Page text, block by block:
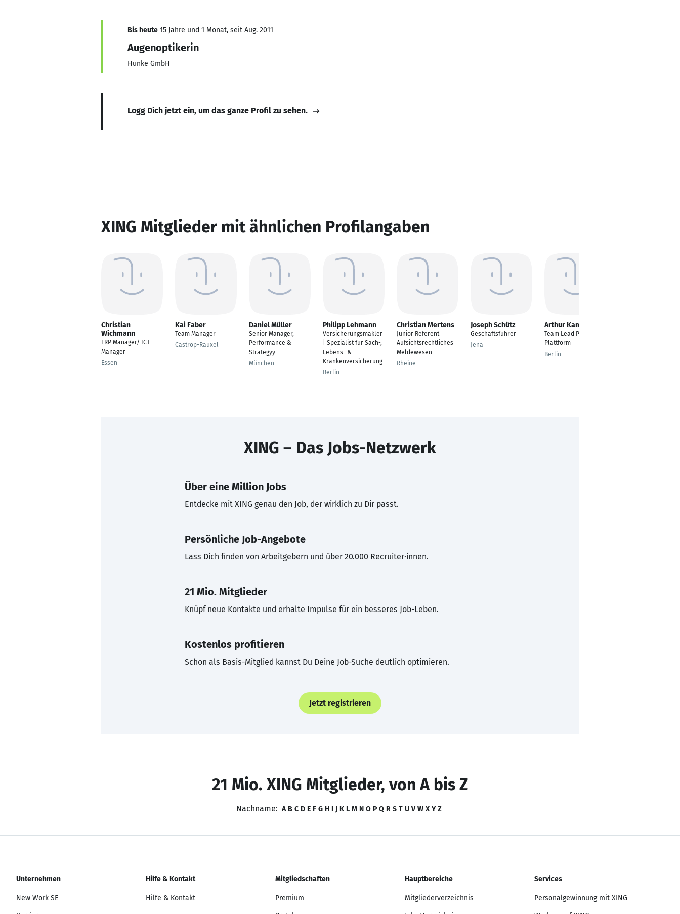
Bis heute 15 Jahre und 1 Monat, seit Aug. 2011
Augenoptikerin
Hunke GmbH
Logg Dich jetzt ein, um das ganze Profil zu sehen.
XING Mitglieder mit ähnlichen Profilangaben
Christian
Wichmann
ERP Manager/ ICT
Manager
Essen
Kai Faber
Team Manager
Castrop-Rauxel
Daniel Müller
Senior Manager,
Performance &
Strategyy
München
Philipp Lehmann
Versicherungsmakler
| Spezialist für Sach-,
Lebens- &
Krankenversicherung
Berlin
Christian Mertens
Junior Referent
Aufsichtsrechtliches
Meldewesen
Rheine
Joseph Schütz
Geschäftsführer
Jena
Arthur Kammler
Team Lead Power
Plattform
Berlin
XING – Das Jobs-Netzwerk
Über eine Million Jobs
Entdecke mit XING genau den Job, der wirklich zu Dir passt.
Persönliche Job-Angebote
Lass Dich finden von Arbeitgebern und über 20.000 Recruiter·innen.
21 Mio. Mitglieder
Knüpf neue Kontakte und erhalte Impulse für ein besseres Job-Leben.
Kostenlos profitieren
Schon als Basis-Mitglied kannst Du Deine Job-Suche deutlich optimieren.
Jetzt registrieren
21 Mio. XING Mitglieder, von A bis Z
Nachname: A B C D E F G H I J K L M N O P Q R S T U V W X Y Z
Unternehmen
New Work SE
Hilfe & Kontakt
Hilfe & Kontakt
Mitgliedschaften
Premium
Hauptbereiche
Mitgliederverzeichnis
Services
Personalgewinnung mit XING